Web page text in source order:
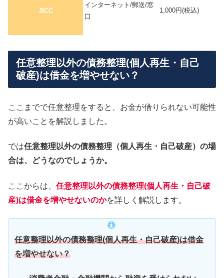
JICC
インターネット/郵送/窓
口
1,000円(税込)
任意整理以外の債務整理(個人再生・自己
破産)は借金を増やせない？
ここまでで任意整理をすると、お金が借りられない可能性
が高いことを解説しました。
では任意整理以外の債務整理（個人再生・自己破産）の場
合は、どうなのでしょうか。
ここからは、 任意整理以外の債務整理(個人再生・自己破
産)は借金を増やせないのかを詳しく解説します。
任意整理以外の債務整理(個人再生・自己破産)は借金
を増やせない？